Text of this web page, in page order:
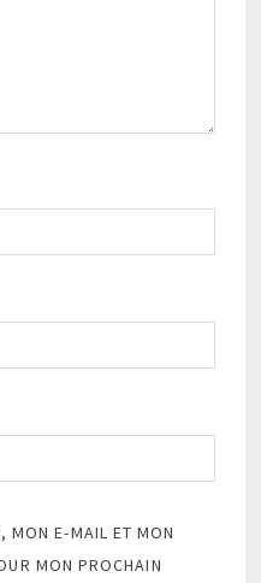
MON E-MAIL ET MON
MON PROCHAIN